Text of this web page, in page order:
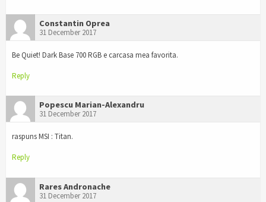
Constantin Oprea
31 December 2017
Be Quiet! Dark Base 700 RGB e carcasa mea favorita.
Reply
Popescu Marian-Alexandru
31 December 2017
raspuns MSI : Titan.
Reply
Rares Andronache
31 December 2017